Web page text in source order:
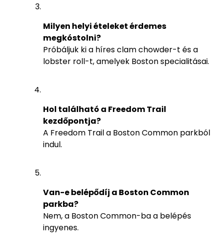
Milyen helyi ételeket érdemes
megkóstolni?
Próbáljuk ki a híres clam chowder-t és a
lobster roll-t, amelyek Boston specialitásai.
Hol található a Freedom Trail
kezdőpontja?
A Freedom Trail a Boston Common parkból
indul.
Van-e belépődíj a Boston Common
parkba?
Nem, a Boston Common-ba a belépés
ingyenes.